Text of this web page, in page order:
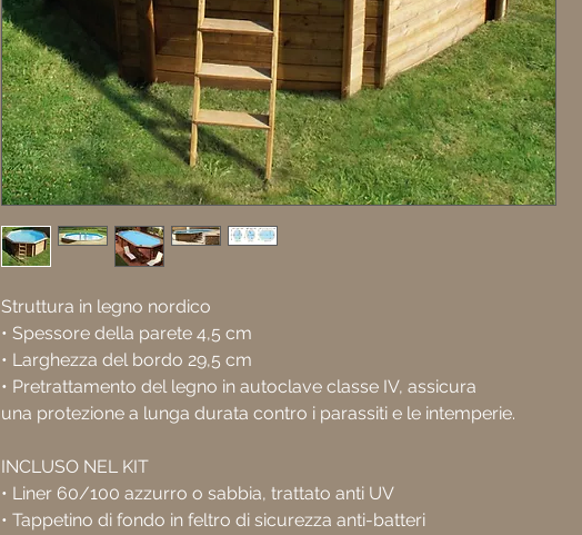
Struttura in legno nordico
• Spessore della parete 4,5 cm
• Larghezza del bordo 29,5 cm
• Pretrattamento del legno in autoclave classe IV, assicura
una protezione a lunga durata contro i parassiti e le intemperie.
INCLUSO NEL KIT
• Liner 60/100 azzurro o sabbia, trattato anti UV
• Tappetino di fondo in feltro di sicurezza anti-batteri